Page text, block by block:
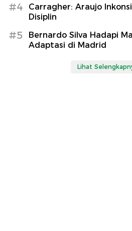
#4
Carragher: Araujo
Disiplin
#5
Bernardo Silva Hadapi
Adaptasi di Madrid
Lihat